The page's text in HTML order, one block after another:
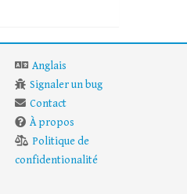
Anglais
Signaler un bug
Contact
À propos
Politique de
confidentionalité